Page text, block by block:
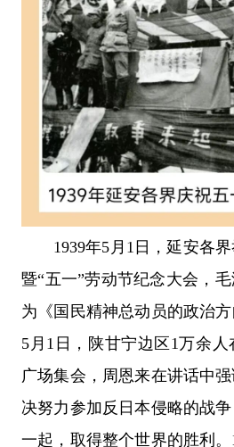
1939年5月1日，延安各
暨“五一”劳动节纪念大会，
为《国民精神总动员的政治
5月1日，陕甘宁边区1万余
广场集会，周恩来在讲话中
决努力参加反日本侵略的战
一起，取得整个世界的胜利